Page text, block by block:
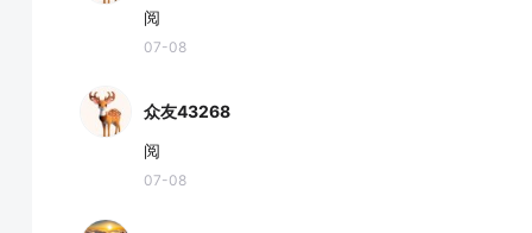
阅
07-08
众友43268
阅
07-08